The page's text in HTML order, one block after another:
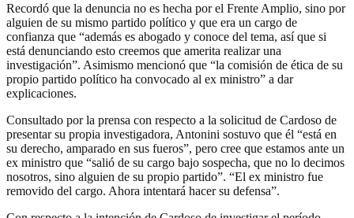
Recordó que la denuncia no es hecha por el Frente Amplio, sino por
alguien de su mismo partido político y que era un cargo de
confianza que “además es abogado y conoce del tema, así que si
está denunciando esto creemos que amerita realizar una
investigación”. Asimismo mencionó que “la comisión de ética de su
propio partido político ha convocado al ex ministro” a dar
explicaciones.
Consultado por la prensa con respecto a la solicitud de Cardoso de
presentar su propia investigadora, Antonini sostuvo que él “está en
su derecho, amparado en sus fueros”, pero cree que estamos ante un
ex ministro que “salió de su cargo bajo sospecha, que no lo decimos
nosotros, sino alguien de su propio partido”. “El ex ministro fue
removido del cargo. Ahora intentará hacer su defensa”.